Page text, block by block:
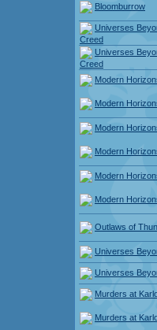
Bloomburrow
Universes
Creed
Universes
Creed
Modern
Modern
Modern
Modern
Modern
Modern
Outlaws of
Universes
Universes
Murders at
Murders at